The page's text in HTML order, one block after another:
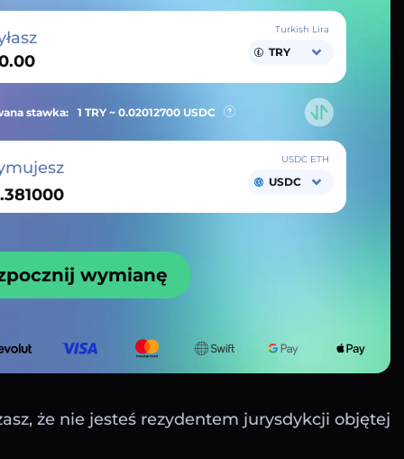
Turkish Lira
TRY
stawka: 1 TRY ~ 0.02012700 USDC
USDC ETH
USDC
wymianę
że nie jesteś rezydentem jurysdykcji objętej